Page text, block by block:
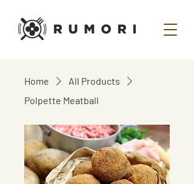
Home
All Products
Polpette Meatball